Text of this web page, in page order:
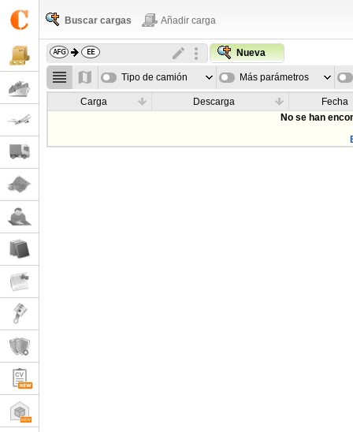
Buscar cargas Añadir carga
Nueva
Tipo de camión Más parámetros
Carga Descarga
Fecha
No se han